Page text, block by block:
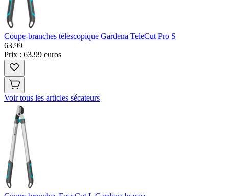
Coupe-branches télescopique Gardena TeleCut Pro S
63.99
Prix : 63.99 euros
Voir tous les articles sécateurs